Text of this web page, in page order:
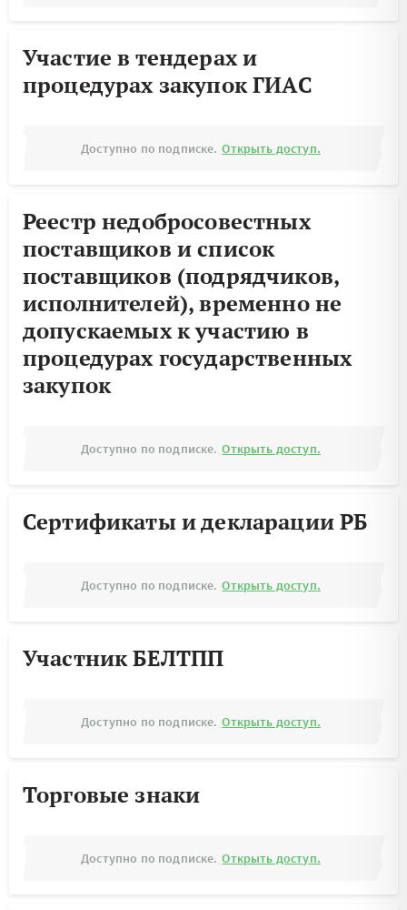
Участие в тендерах и
процедурах закупок ГИАС
Доступно по подписке. Открыть доступ.
Реестр недобросовестных
поставщиков и список
поставщиков (подрядчиков,
исполнителей), временно не
допускаемых к участию в
процедурах государственных
закупок
Доступно по подписке. Открыть доступ.
Сертификаты и декларации РБ
Доступно по подписке. Открыть доступ.
Участник БЕЛТПП
Доступно по подписке. Открыть доступ.
Торговые знаки
Доступно по подписке. Открыть доступ.